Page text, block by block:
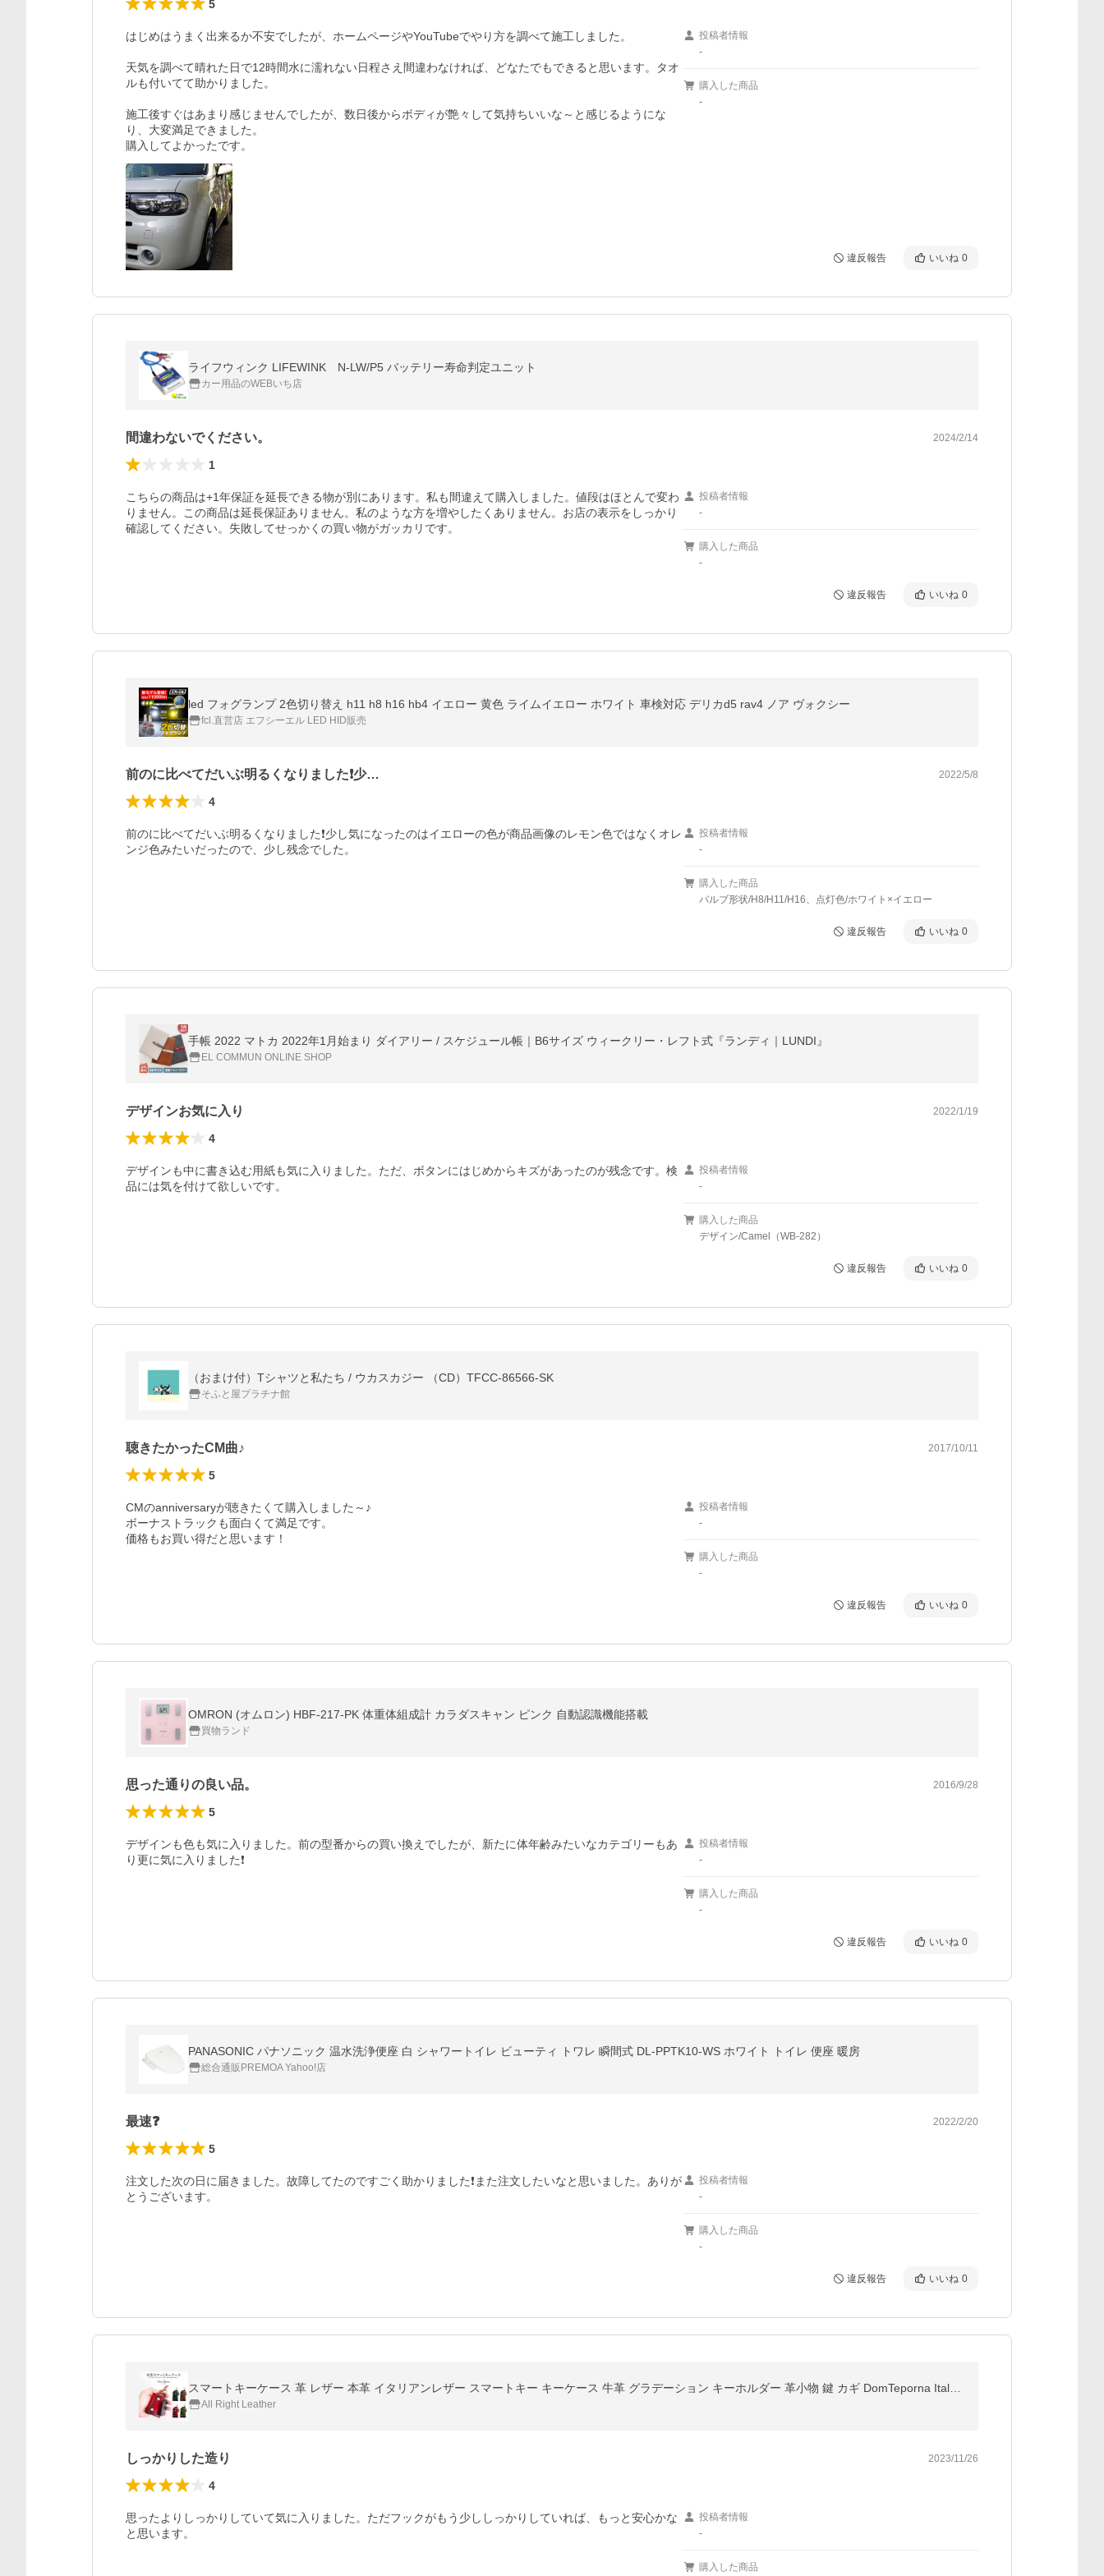
5
はじめはうまく出来るか不安でしたが、ホームページやYouTubeでやり方を調べて施工しました。
天気を調べて晴れた日で12時間水に濡れない日程さえ間違わなければ、どなたでもできると思います。タオ
ルも付いてて助かりました。
施工後すぐはあまり感じませんでしたが、数日後からボディが艶々して気持ちいいな～と感じるようにな
り、大変満足できました。
購入してよかったです。
投稿者情報
-
購入した商品
-
違反報告 いいね 0
ライフウィンク LIFEWINK N-LW/P5 バッテリー寿命判定ユニット
カー用品のWEBいち店
間違わないでください。 2024/2/14
1
こちらの商品は+1年保証を延長できる物が別にあります。私も間違えて購入しました。値段はほとんで変わ
りません。この商品は延長保証ありません。私のような方を増やしたくありません。お店の表示をしっかり
確認してください。失敗してせっかくの買い物がガッカリです。
投稿者情報
-
購入した商品
-
違反報告 いいね 0
led フォグランプ 2色切り替え h11 h8 h16 hb4 イエロー 黄色 ライムイエロー ホワイト 車検対応 デリカd5 rav4 ノア ヴォクシー
fcl.直営店 エフシーエル LED HID販売
前のに比べてだいぶ明るくなりました❗少… 2022/5/8
4
前のに比べてだいぶ明るくなりました❗少し気になったのはイエローの色が商品画像のレモン色ではなくオレ
ンジ色みたいだったので、少し残念でした。
投稿者情報
-
購入した商品
バルブ形状/H8/H11/H16、点灯色/ホワイト×イエロー
違反報告 いいね 0
手帳 2022 マトカ 2022年1月始まり ダイアリー / スケジュール帳｜B6サイズ ウィークリー・レフト式『ランディ｜LUNDI』
EL COMMUN ONLINE SHOP
デザインお気に入り 2022/1/19
4
デザインも中に書き込む用紙も気に入りました。ただ、ボタンにはじめからキズがあったのが残念です。検
品には気を付けて欲しいです。
投稿者情報
-
購入した商品
デザイン/Camel（WB-282）
違反報告 いいね 0
（おまけ付）Tシャツと私たち / ウカスカジー （CD）TFCC-86566-SK
そふと屋プラチナ館
聴きたかったCM曲♪ 2017/10/11
5
CMのanniversaryが聴きたくて購入しました～♪
ボーナストラックも面白くて満足です。
価格もお買い得だと思います！
投稿者情報
-
購入した商品
-
違反報告 いいね 0
OMRON (オムロン) HBF-217-PK 体重体組成計 カラダスキャン ピンク 自動認識機能搭載
買物ランド
思った通りの良い品。 2016/9/28
5
デザインも色も気に入りました。前の型番からの買い換えでしたが、新たに体年齢みたいなカテゴリーもあ
り更に気に入りました❗
投稿者情報
-
購入した商品
-
違反報告 いいね 0
PANASONIC パナソニック 温水洗浄便座 白 シャワートイレ ビューティ トワレ 瞬間式 DL-PPTK10-WS ホワイト トイレ 便座 暖房
総合通販PREMOA Yahoo!店
最速❓️ 2022/2/20
5
注文した次の日に届きました。故障してたのですごく助かりました❗また注文したいなと思いました。ありが
とうございます。
投稿者情報
-
購入した商品
-
違反報告 いいね 0
All Right Leather
しっかりした造り 2023/11/26
4
思ったよりしっかりしていて気に入りました。ただフックがもう少ししっかりしていれば、もっと安心かな
と思います。
投稿者情報
-
購入した商品